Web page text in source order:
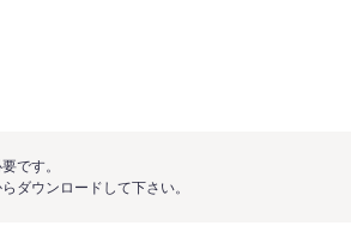
です。
ダウンロードして下さい。